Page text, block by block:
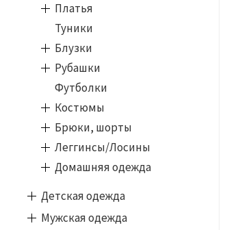
Платья
Туники
Блузки
Рубашки
Футболки
Костюмы
Брюки, шорты
Леггинсы/Лосины
Домашняя одежда
Детская одежда
Мужская одежда